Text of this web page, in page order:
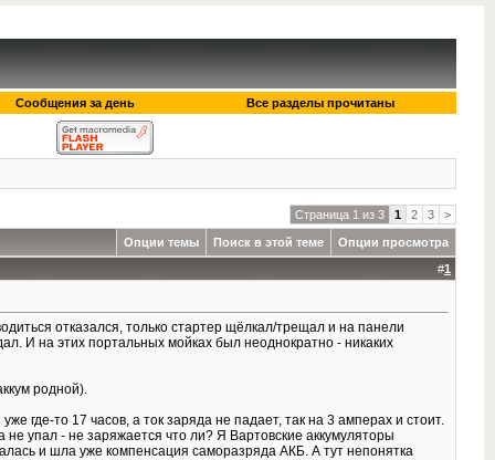
Сообщения за день Все разделы прочитаны
Страница 1 из 3 1 2 3 >
Опции темы Поиск в этой теме
Опции просмотра
#1
отказался, только стартер щёлкал/трещал и на панели
И на этих портальных мойках был неоднократно - никаких
родной).
где-то 17 часов, а ток заряда не падает, так на 3 амперах и стоит.
упал - не заряжается что ли? Я Вартовские аккумуляторы
и шла уже компенсация саморазряда АКБ. А тут непонятка